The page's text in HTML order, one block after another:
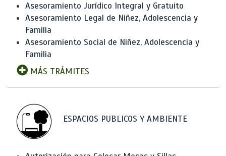
Asesoramiento Jurídico Integral y Gratuito
Asesoramiento Legal de Niñez, Adolescencia y
Familia
Asesoramiento Social de Niñez, Adolescencia y
Familia
MÁS TRÁMITES
ESPACIOS PUBLICOS Y AMBIENTE